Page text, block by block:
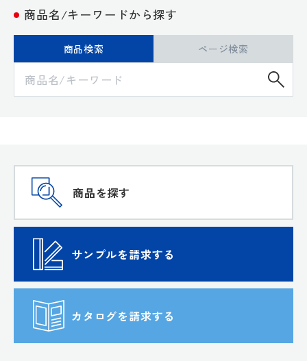
商品名/キーワードから探す
商品検索 ページ検索
商品を探す
サンプルを請求する
カタログを請求する